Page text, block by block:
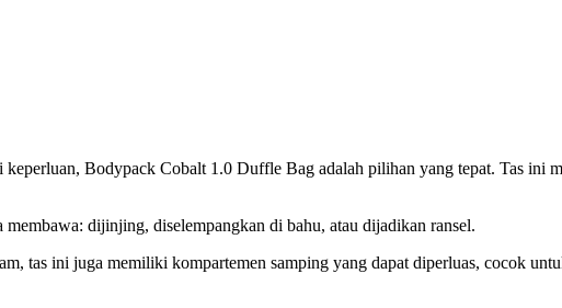
keperluan, Bodypack Cobalt 1.0 Duffle Bag adalah pilihan yang tepat. Tas ini
dijinjing, diselempangkan di bahu, atau dijadikan ransel.
tas ini juga memiliki kompartemen samping yang dapat diperluas, cocok